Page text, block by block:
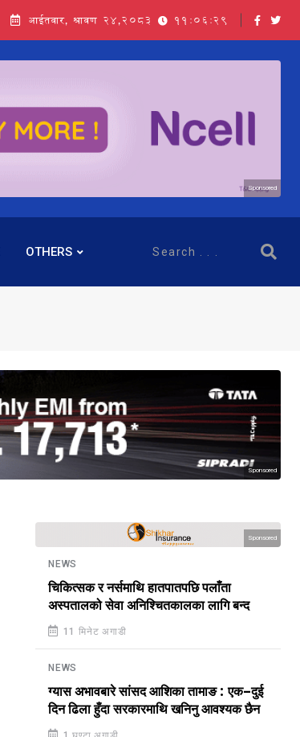
आईतवार, श्रावण २४,२०८३ 11:06:31
Sponsored
OTHERS
Sponsored
Sponsored
NEWS
चिकित्सक र नर्समाथि हातपातपछि पलाँता
अस्पतालको सेवा अनिश्चितकालका लागि बन्द
11 मिनेट अगाडी
NEWS
ग्यास अभावबारे सांसद आशिका तामाङ : एक–दुई
दिन ढिला हुँदा सरकारमाथि खनिनु आवश्यक छैन